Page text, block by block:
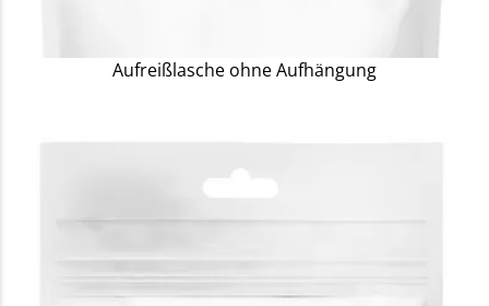
Aufreißlasche ohne Aufhängung